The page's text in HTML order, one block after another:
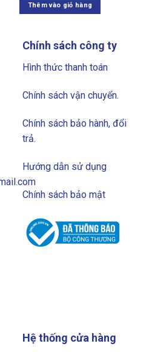
Thêm vào giỏ hàng
Chính sách công ty
Hình thức thanh toán
Chính sách vận chuyển.
Chính sách bảo hành, đổi
trả.
Hướng dẫn sử dụng
Chính sách bảo mật
Hệ thống cửa hàng